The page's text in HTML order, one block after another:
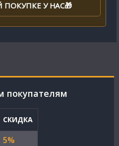
У НАС🎁
покупателям
СКИДКА
5%